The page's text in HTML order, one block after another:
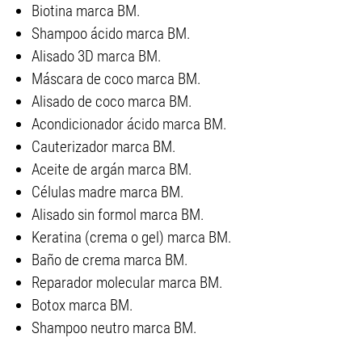
Biotina marca BM.
Shampoo ácido marca BM.
Alisado 3D marca BM.
Máscara de coco marca BM.
Alisado de coco marca BM.
Acondicionador ácido marca BM.
Cauterizador marca BM.
Aceite de argán marca BM.
Células madre marca BM.
Alisado sin formol marca BM.
Keratina (crema o gel) marca BM.
Baño de crema marca BM.
Reparador molecular marca BM.
Botox marca BM.
Shampoo neutro marca BM.